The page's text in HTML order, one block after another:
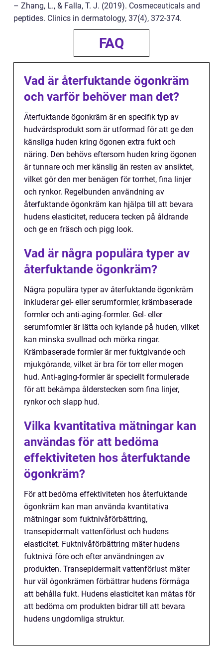
– Zhang, L., & Falla, T. J. (2019). Cosmeceuticals and
peptides. Clinics in dermatology, 37(4), 372-374.
FAQ
Vad är återfuktande ögonkräm
och varför behöver man det?
Återfuktande ögonkräm är en specifik typ av
hudvårdsprodukt som är utformad för att ge den
känsliga huden kring ögonen extra fukt och
näring. Den behövs eftersom huden kring ögonen
är tunnare och mer känslig än resten av ansiktet,
vilket gör den mer benägen för torrhet, fina linjer
och rynkor. Regelbunden användning av
återfuktande ögonkräm kan hjälpa till att bevara
hudens elasticitet, reducera tecken på åldrande
och ge en fräsch och pigg look.
Vad är några populära typer av
återfuktande ögonkräm?
Några populära typer av återfuktande ögonkräm
inkluderar gel- eller serumformler, krämbaserade
formler och anti-aging-formler. Gel- eller
serumformler är lätta och kylande på huden, vilket
kan minska svullnad och mörka ringar.
Krämbaserade formler är mer fuktgivande och
mjukgörande, vilket är bra för torr eller mogen
hud. Anti-aging-formler är speciellt formulerade
för att bekämpa ålderstecken som fina linjer,
rynkor och slapp hud.
Vilka kvantitativa mätningar kan
användas för att bedöma
effektiviteten hos återfuktande
ögonkräm?
För att bedöma effektiviteten hos återfuktande
ögonkräm kan man använda kvantitativa
mätningar som fuktnivåförbättring,
transepidermalt vattenförlust och hudens
elasticitet. Fuktnivåförbättring mäter hudens
fuktnivå före och efter användningen av
produkten. Transepidermalt vattenförlust mäter
hur väl ögonkrämen förbättrar hudens förmåga
att behålla fukt. Hudens elasticitet kan mätas för
att bedöma om produkten bidrar till att bevara
hudens ungdomliga struktur.